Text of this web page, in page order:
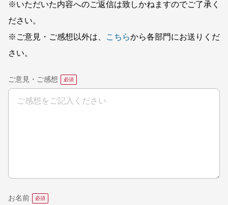
※いただいた内容へのご返信は致しかねますのでご了承く
ださい。
※ご意見・ご感想以外は、
こちらから各部門にお送りくだ
さい。
ご意見・ご感想
お名前